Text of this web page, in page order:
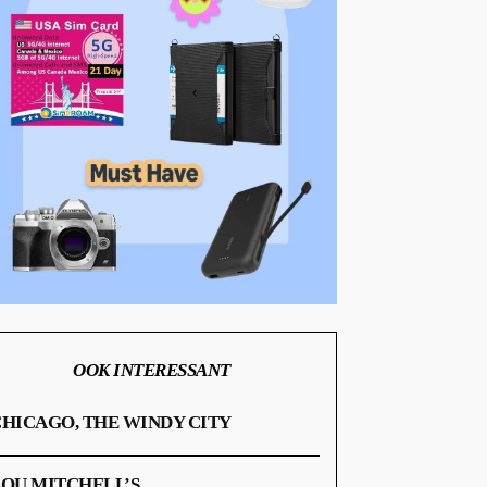
OOK INTERESSANT
THE WINDY CITY